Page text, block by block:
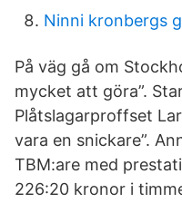
Ninni kronbergs
På väg gå om
mycket att göra”.
Plåtslagarproffset
vara en snickare”.
TBM:are med
226:20 kronor i